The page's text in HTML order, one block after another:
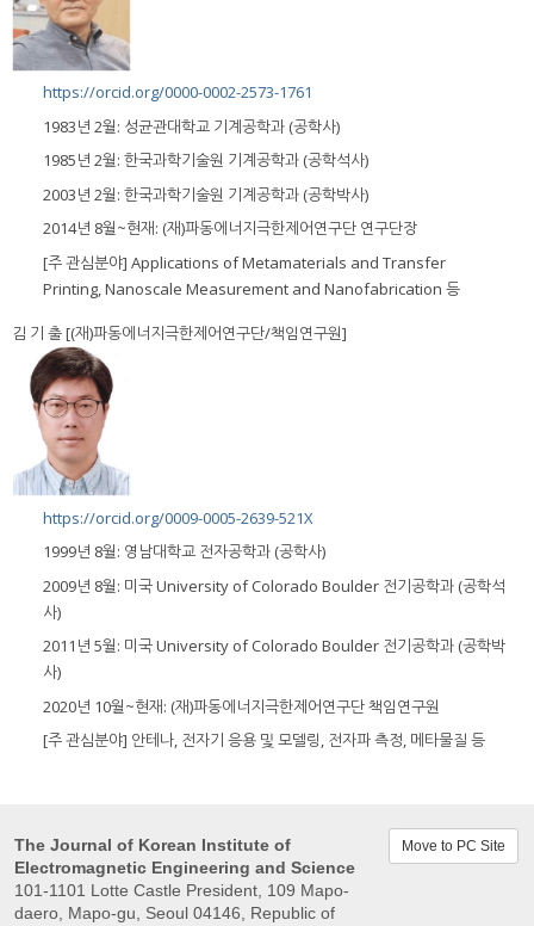
https://orcid.org/0000-0002-2573-1761
1983년 2월: 성균관대학교 기계공학과 (공학사)
1985년 2월: 한국과학기술원 기계공학과 (공학석사)
2003년 2월: 한국과학기술원 기계공학과 (공학박사)
2014년 8월~현재: (재)파동에너지극한제어연구단 연구단장
[주 관심분야] Applications of Metamaterials and Transfer
Printing, Nanoscale Measurement and Nanofabrication 등
김 기 출 [(재)파동에너지극한제어연구단/책임연구원]
https://orcid.org/0009-0005-2639-521X
1999년 8월: 영남대학교 전자공학과 (공학사)
2009년 8월: 미국 University of Colorado Boulder 전기공학과 (공학석
사)
2011년 5월: 미국 University of Colorado Boulder 전기공학과 (공학박
사)
2020년 10월~현재: (재)파동에너지극한제어연구단 책임연구원
[주 관심분야] 안테나, 전자기 응용 및 모델링, 전자파 측정, 메타물질 등
The Journal of Korean Institute of
Electromagnetic Engineering and Science
101-1101 Lotte Castle President, 109 Mapo-
daero, Mapo-gu, Seoul 04146, Republic of
Move to PC Site